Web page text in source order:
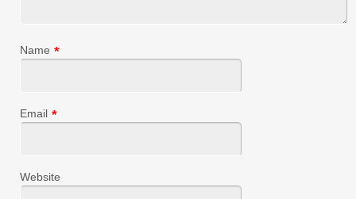
Name *
Email *
Website